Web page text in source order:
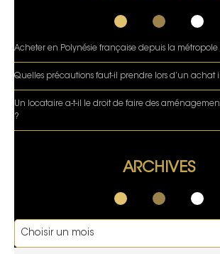
Acheter en Polynésie française depuis la métropole
Quelles précautions faut-il prendre lors d’un achat
Un locataire a-t-il le droit de faire des
?
ARCHIVES